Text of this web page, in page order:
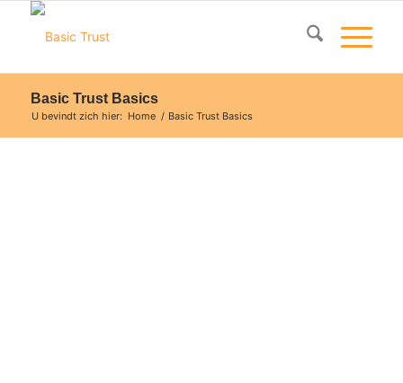
Basic Trust Basics
U bevindt zich hier: Home / Basic Trust Basics